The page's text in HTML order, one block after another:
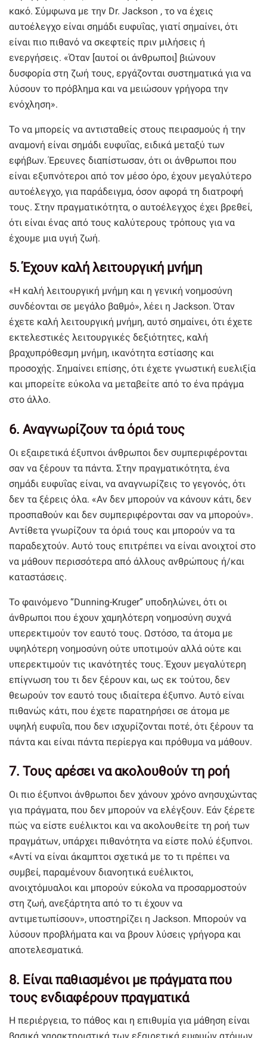
κακό. Σύμφωνα με την Dr. Jackson , το να έχεις
αυτοέλεγχο είναι σημάδι ευφυΐας, γιατί σημαίνει, ότι
είναι πιο πιθανό να σκεφτείς πριν μιλήσεις ή
ενεργήσεις. «Όταν [αυτοί οι άνθρωποι] βιώνουν
δυσφορία στη ζωή τους, εργάζονται συστηματικά για να
λύσουν το πρόβλημα και να μειώσουν γρήγορα την
ενόχληση».
Το να μπορείς να αντισταθείς στους πειρασμούς ή την
αναμονή είναι σημάδι ευφυΐας, ειδικά μεταξύ των
εφήβων. Έρευνες διαπίστωσαν, ότι οι άνθρωποι που
είναι εξυπνότεροι από τον μέσο όρο, έχουν μεγαλύτερο
αυτοέλεγχο, για παράδειγμα, όσον αφορά τη διατροφή
τους. Στην πραγματικότητα, ο αυτοέλεγχος έχει βρεθεί,
ότι είναι ένας από τους καλύτερους τρόπους για να
έχουμε μια υγιή ζωή.
5. Έχουν καλή λειτουργική μνήμη
«Η καλή λειτουργική μνήμη και η γενική νοημοσύνη
συνδέονται σε μεγάλο βαθμό», λέει η Jackson. Όταν
έχετε καλή λειτουργική μνήμη, αυτό σημαίνει, ότι έχετε
εκτελεστικές λειτουργικές δεξιότητες, καλή
βραχυπρόθεσμη μνήμη, ικανότητα εστίασης και
προσοχής. Σημαίνει επίσης, ότι έχετε γνωστική ευελιξία
και μπορείτε εύκολα να μεταβείτε από το ένα πράγμα
στο άλλο.
6. Αναγνωρίζουν τα όριά τους
Οι εξαιρετικά έξυπνοι άνθρωποι δεν συμπεριφέρονται
σαν να ξέρουν τα πάντα. Στην πραγματικότητα, ένα
σημάδι ευφυΐας είναι, να αναγνωρίζεις το γεγονός, ότι
δεν τα ξέρεις όλα. «Αν δεν μπορούν να κάνουν κάτι, δεν
προσπαθούν και δεν συμπεριφέρονται σαν να μπορούν».
Αντίθετα γνωρίζουν τα όριά τους και μπορούν να τα
παραδεχτούν. Αυτό τους επιτρέπει να είναι ανοιχτοί στο
να μάθουν περισσότερα από άλλους ανθρώπους ή/και
καταστάσεις.
Το φαινόμενο “Dunning-Kruger” υποδηλώνει, ότι οι
άνθρωποι που έχουν χαμηλότερη νοημοσύνη συχνά
υπερεκτιμούν τον εαυτό τους. Ωστόσο, τα άτομα με
υψηλότερη νοημοσύνη ούτε υποτιμούν αλλά ούτε και
υπερεκτιμούν τις ικανότητές τους. Έχουν μεγαλύτερη
επίγνωση του τι δεν ξέρουν και, ως εκ τούτου, δεν
θεωρούν τον εαυτό τους ιδιαίτερα έξυπνο. Αυτό είναι
πιθανώς κάτι, που έχετε παρατηρήσει σε άτομα με
υψηλή ευφυΐα, που δεν ισχυρίζονται ποτέ, ότι ξέρουν τα
πάντα και είναι πάντα περίεργα και πρόθυμα να μάθουν.
7. Τους αρέσει να ακολουθούν τη ροή
Οι πιο έξυπνοι άνθρωποι δεν χάνουν χρόνο ανησυχώντας
για πράγματα, που δεν μπορούν να ελέγξουν. Εάν ξέρετε
πώς να είστε ευέλικτοι και να ακολουθείτε τη ροή των
πραγμάτων, υπάρχει πιθανότητα να είστε πολύ έξυπνοι.
«Αντί να είναι άκαμπτοι σχετικά με το τι πρέπει να
συμβεί, παραμένουν διανοητικά ευέλικτοι,
ανοιχτόμυαλοι και μπορούν εύκολα να προσαρμοστούν
στη ζωή, ανεξάρτητα από το τι έχουν να
αντιμετωπίσουν», υποστηρίζει η Jackson. Μπορούν να
λύσουν προβλήματα και να βρουν λύσεις γρήγορα και
αποτελεσματικά.
8. Είναι παθιασμένοι με πράγματα που
τους ενδιαφέρουν πραγματικά
Η περιέργεια, το πάθος και η επιθυμία για μάθηση είναι